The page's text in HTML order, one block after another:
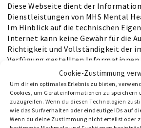
Cookie-Zustimmung
Um dir ein optimales Erlebnis zu bieten,
Cookies, um Geräteinformationen zu speichern
zuzugreifen. Wenn du diesen Technologien
wie das Surfverhalten oder eindeutige IDs auf
Wenn du deine Zustimmung nicht erteilst oder
Diese Webseite dient der
Dienstleistungen von MHS Mental
Im Hinblick auf die technischen
Internet kann keine Gewähr für die
Richtigkeit und Vollständigkeit der
Verfügung gestellten Informationen
werden. Es wird auch keine Gewähr
oder den Betrieb der
ihrer Inhalte übernommen.
Jede Haftung für unmittelbare,
sonstige Schäden, unabhängig von
aus der Benutzung oder